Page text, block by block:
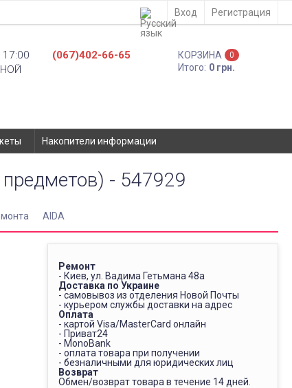
Вход Регистрация
(067)402-66-65 КОРЗИНА 0
Итого: 0 грн.
Накопители информации
- 547929
AIDA
Ремонт
- Киев, ул. Вадима Гетьмана 48а
Доставка по Украине
- самовывоз из отделения Новой Почты
- курьером службы доставки на адрес
Оплата
- картой Visa/MasterCard онлайн
- Приват24
- MonoBank
- оплата товара при получении
- безналичными для юридических лиц
Возврат
Обмен/возврат товара в течение 14 дней.